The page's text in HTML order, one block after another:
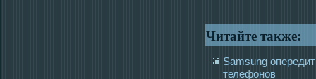
Читайте также:
Samsung
телефонов